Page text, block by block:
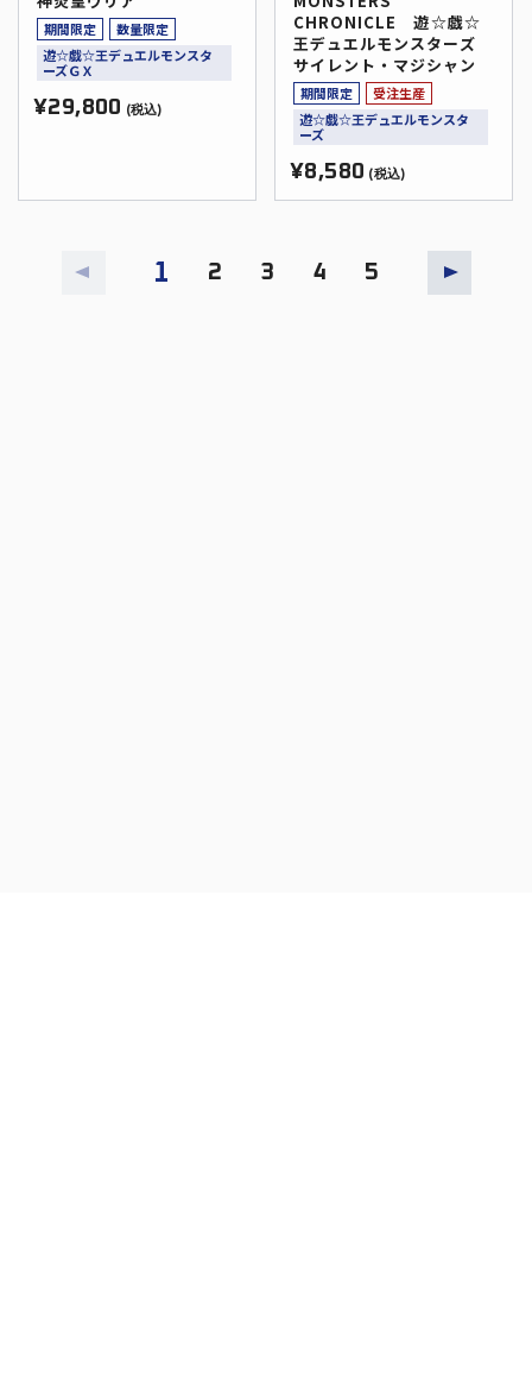
期間限定
数量限定
遊☆戯☆王デュエルモンスタ
ーズＧＸ
¥29,800 (税込)
CHRONICLE 遊☆戯☆
王デュエルモンスターズ
サイレント・マジシャン
期間限定
受注生産
遊☆戯☆王デュエルモンスタ
ーズ
¥8,580 (税込)
1 2 3 4 5